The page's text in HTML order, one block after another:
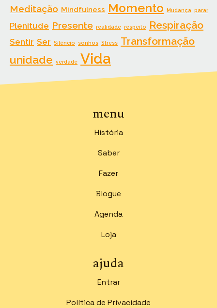
Meditação Mindfulness Momento Mudança parar
Plenitude Presente realidade respeito Respiração
Sentir Ser Silêncio sonhos Stress Transformação
unidade verdade Vida
menu
História
Saber
Fazer
Blogue
Agenda
Loja
ajuda
Entrar
Política de Privacidade